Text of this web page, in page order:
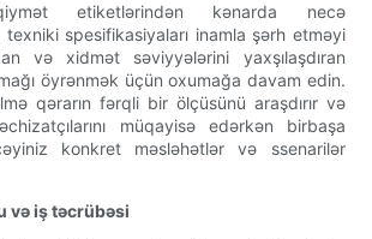
qiymət etiketlərindən kənarda necə
spesifikasiyaları inamla şərh etməyi
və xidmət səviyyələrini yaxşılaşdıran
öyrənmək üçün oxumağa davam edin.
qərarın fərqli bir ölçüsünü araşdırır və
müqayisə edərkən birbaşa
konkret məsləhətlər və ssenarilər
və iş təcrübəsi